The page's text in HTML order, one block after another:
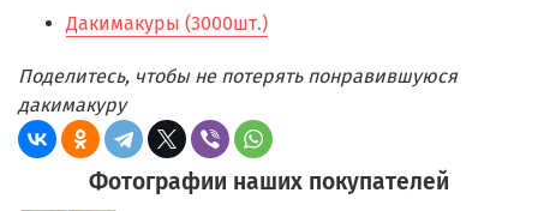
Дакимакуры (3000шт.)
Поделитесь, чтобы не потерять понравившуюся
дакимакуру
Фотографии наших покупателей